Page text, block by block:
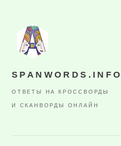
SPANWORDS.INFO
ОТВЕТЫ НА КРОССВОРДЫ
И СКАНВОРДЫ ОНЛАЙН